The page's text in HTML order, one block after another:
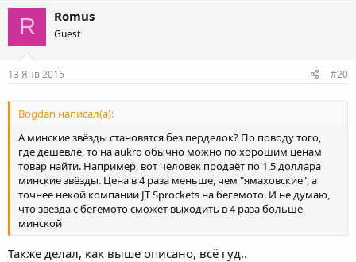
R Romus
Guest
13 Янв 2015 #20
Bogdan написал(а):
А минские звёзды становятся без перделок? По поводу того,
где дешевле, то на aukro обычно можно по хорошим ценам
товар найти. Например, вот человек продаёт по 1,5 доллара
минские звёзды. Цена в 4 раза меньше, чем "ямаховские", а
точнее некой компании JT Sprockets на бегемото. И не думаю,
что звезда с бегемото сможет выходить в 4 раза больше
минской
Также делал, как выше описано, всё гуд..